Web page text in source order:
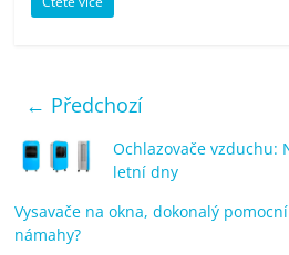
← Předchozí
Ochlazovače vzduchu:
letní dny
Vysavače na okna, dokonalý
námahy?